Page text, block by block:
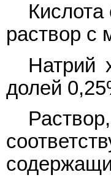
Кислота
раствор с
Натрий
долей